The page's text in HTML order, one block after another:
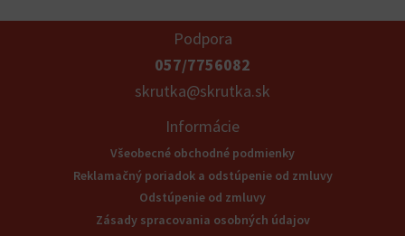
Podpora
057/7756082
skrutka@skrutka.sk
Informácie
Všeobecné obchodné podmienky
Reklamačný poriadok a odstúpenie od zmluvy
Odstúpenie od zmluvy
Zásady spracovania osobných údajov